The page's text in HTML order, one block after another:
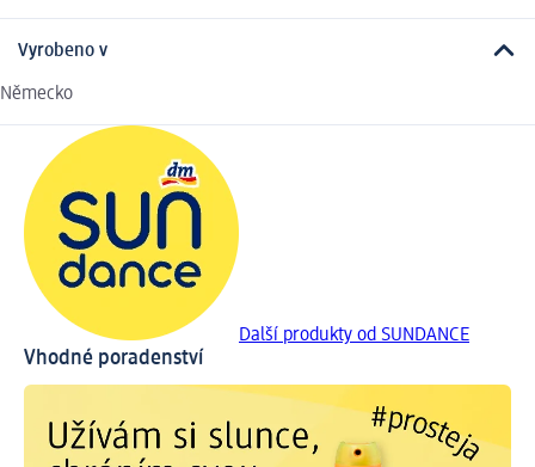
Vyrobeno v
Německo
Další produkty od SUNDANCE
Vhodné poradenství